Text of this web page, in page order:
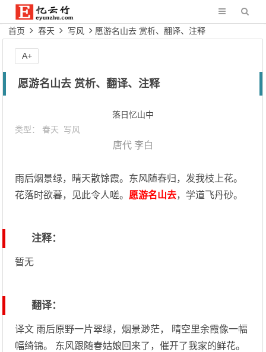
首页 春天 写风 愿游名山去 赏析、翻译、注释
愿游名山去 赏析、翻译、注释
落日忆山中
类型： 春天 写风
唐代 李白
雨后烟景绿，晴天散馀霞。东风随春归，发我枝上花。
花落时欲暮，见此令人嗟。 愿游名山去，学道飞丹砂。
注释：
暂无
翻译：
译文 雨后原野一片翠绿，烟景渺茫， 晴空里余霞像一幅
幅绮锦。 东风跟随春姑娘回来了，催开了我家的鲜花。
A+